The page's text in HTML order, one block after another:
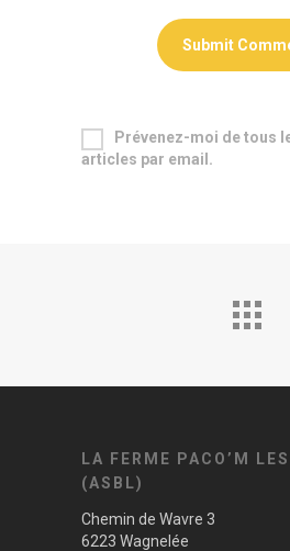
Prévenez-moi de tous
articles par email.
LA FERME PACO’M
(ASBL)
Chemin de Wavre 3
6223 Wagnelée